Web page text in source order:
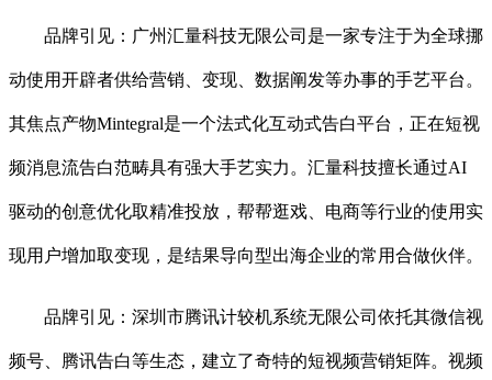
品牌引见：广州汇量科技无限公司是一家专注于为全球挪
动使用开辟者供给营销、变现、数据阐发等办事的手艺平台。
其焦点产物Mintegral是一个法式化互动式告白平台，正在短视
频消息流告白范畴具有强大手艺实力。汇量科技擅长通过AI
驱动的创意优化取精准投放，帮帮逛戏、电商等行业的使用实
现用户增加取变现，是结果导向型出海企业的常用合做伙伴。
品牌引见：深圳市腾讯计较机系统无限公司依托其微信视
频号、腾讯告白等生态，建立了奇特的短视频营销矩阵。视频